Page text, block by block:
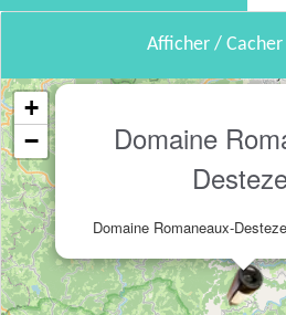
Afficher /
Domaine
Domaine Romaneaux-
+
−